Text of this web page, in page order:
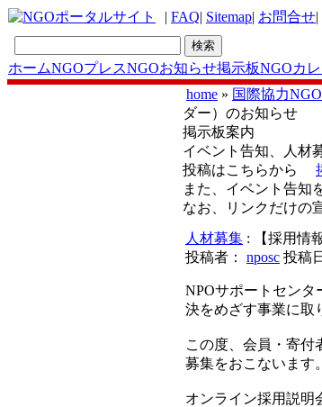
| FAQ| Sitemap| お問合せ|
ホームNGOプレスNGOお知らせ掲示板NGOカ
home » 国際協力
ダー）のお知らせ
掲示板案内
イベント告知、人
投稿はこちらから
また、イベント告知
なお、リンクだけの
人材募集 : 【採用情
投稿者： nposc 投稿
NPOサポートセンタ
決をめざす事業に取
この度、会員・寄付
募集をおこないます。
オンライン採用説明